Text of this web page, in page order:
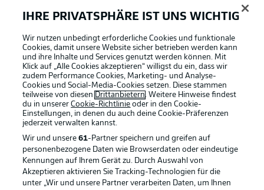
Sprachauswahl
Deutsch Anzeige Modus
Football as it's meant to be
IHRE PRIVATSPHÄRE IST UNS WICHTIG
Wir nutzen unbedingt erforderliche Cookies und funktionale
Cookies, damit unsere Website sicher betrieben werden kann
und ihre Inhalte und Services genutzt werden können. Mit
Klick auf „Alle Cookies akzeptieren“ willigst du ein, dass wir
zudem Performance Cookies, Marketing- und Analyse-
Cookies und Social-Media-Cookies setzen. Diese stammen
teilweise von diesen Drittanbietern. Weitere Hinweise findest
du in unsererCookie-Richtlinie oder in den Cookie-
Einstellungen, in denen du auch deine Cookie-Präferenzen
jederzeit verwalten kannst.
Wir und unsere61-Partner speichern und greifen auf
personenbezogene Daten wie Browserdaten oder eindeutige
Kennungen auf Ihrem Gerät zu. Durch Auswahl von
Akzeptieren aktivieren Sie Tracking-Technologien für die
unter „Wir und unsere Partner verarbeiten Daten, um Ihnen